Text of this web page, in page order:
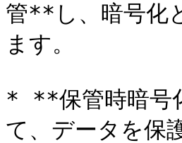
管**し、暗号化
ます。
* **保管時暗号
て、データを保